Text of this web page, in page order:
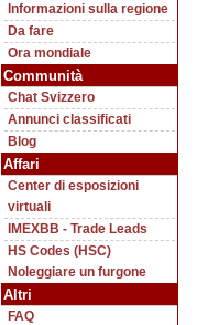
Informazioni sulla regione
Da fare
Ora mondiale
Communità
Chat Svizzero
Annunci classificati
Blog
Affari
Center di esposizioni
virtuali
IMEXBB - Trade Leads
HS Codes (HSC)
Noleggiare un furgone
Altri
FAQ